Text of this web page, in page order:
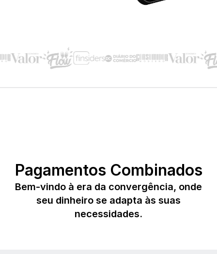
Pagamentos Combinados
Bem-vindo à era da convergência, onde
seu dinheiro se adapta às suas
necessidades.